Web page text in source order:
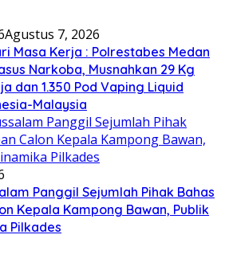
Agustus 7, 2026
Masa Kerja : Polrestabes Medan
Narkoba, Musnahkan 29 Kg
dan 1.350 Pod Vaping Liquid
Malaysia
Panggil Sejumlah Pihak Bahas
Kepala Kampong Bawan, Publik
Pilkades